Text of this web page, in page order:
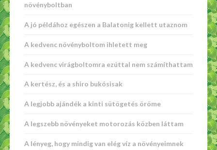
növényboltban
A jó példához egészen a Balatonig kellett utaznom
A kedvenc növényboltom ihletett meg
A kedvenc virágboltomra ezúttal nem számíthattam
A kertész, és a shiro bukósisak
A legjobb ajándék a kinti sütögetés öröme
A legszebb növényeket motorozás közben láttam
A lényeg, hogy mindig van elég víz a növényeimnek